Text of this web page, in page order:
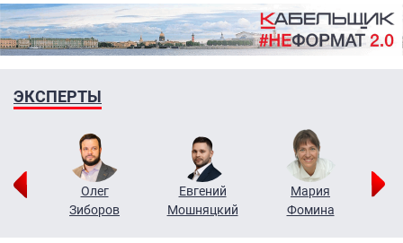
ЭКСПЕРТЫ
Олег
Зиборов
Евгений
Мошняцкий
Мария
Фомина